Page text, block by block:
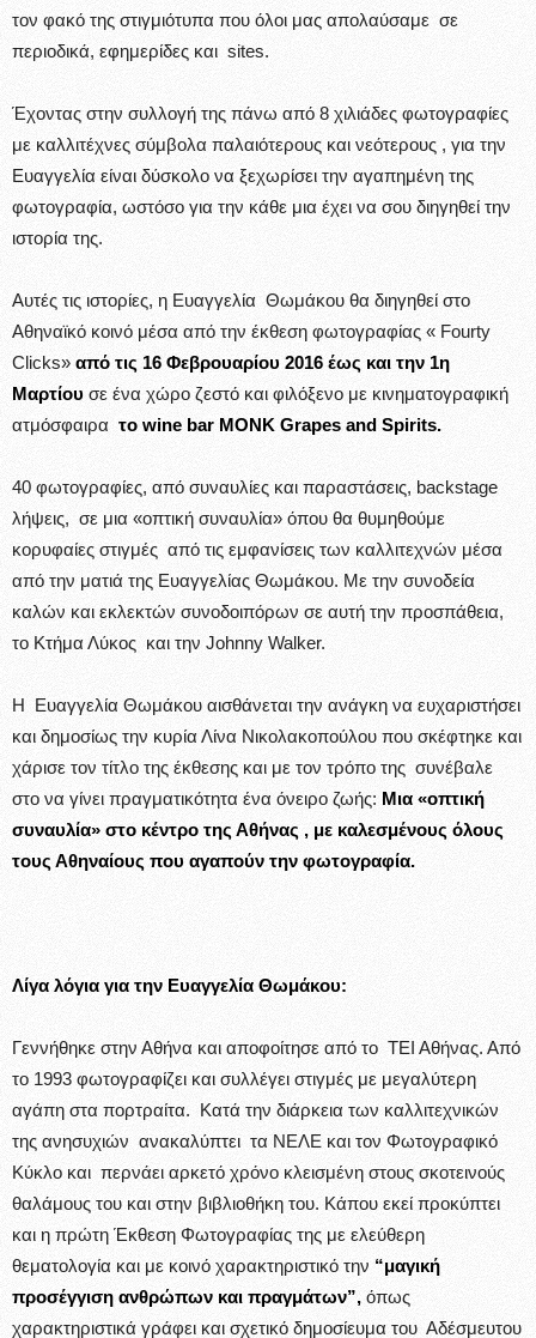
τον φακό της στιγμιότυπα που όλοι μας απολαύσαμε σε
περιοδικά, εφημερίδες και sites.
Έχοντας στην συλλογή της πάνω από 8 χιλιάδες φωτογραφίες
με καλλιτέχνες σύμβολα παλαιότερους και νεότερους , για την
Ευαγγελία είναι δύσκολο να ξεχωρίσει την αγαπημένη της
φωτογραφία, ωστόσο για την κάθε μια έχει να σου διηγηθεί την
ιστορία της.
Αυτές τις ιστορίες, η Ευαγγελία Θωμάκου θα διηγηθεί στο
Αθηναϊκό κοινό μέσα από την έκθεση φωτογραφίας « Fourty
Clicks» από τις 16 Φεβρουαρίου 2016 έως και την 1η
Μαρτίου σε ένα χώρο ζεστό και φιλόξενο με κινηματογραφική
ατμόσφαιρα το wine bar ΜΟΝΚ Grapes and Spirits.
40 φωτογραφίες, από συναυλίες και παραστάσεις, backstage
λήψεις, σε μια «οπτική συναυλία» όπου θα θυμηθούμε
κορυφαίες στιγμές από τις εμφανίσεις των καλλιτεχνών μέσα
από την ματιά της Ευαγγελίας Θωμάκου. Με την συνοδεία
καλών και εκλεκτών συνοδοιπόρων σε αυτή την προσπάθεια,
το Κτήμα Λύκος και την Johnny Walker.
Η Ευαγγελία Θωμάκου αισθάνεται την ανάγκη να ευχαριστήσει
και δημοσίως την κυρία Λίνα Νικολακοπούλου που σκέφτηκε και
χάρισε τον τίτλο της έκθεσης και με τον τρόπο της συνέβαλε
στο να γίνει πραγματικότητα ένα όνειρο ζωής: Μια «οπτική
συναυλία» στο κέντρο της Αθήνας , με καλεσμένους όλους
τους Αθηναίους που αγαπούν την φωτογραφία.
Λίγα λόγια για την Ευαγγελία Θωμάκου:
Γεννήθηκε στην Αθήνα και αποφοίτησε από το ΤΕΙ Αθήνας. Από
το 1993 φωτογραφίζει και συλλέγει στιγμές με μεγαλύτερη
αγάπη στα πορτραίτα. Κατά την διάρκεια των καλλιτεχνικών
της ανησυχιών ανακαλύπτει τα ΝΕΛΕ και τον Φωτογραφικό
Κύκλο και περνάει αρκετό χρόνο κλεισμένη στους σκοτεινούς
θαλάμους του και στην βιβλιοθήκη του. Κάπου εκεί προκύπτει
και η πρώτη Έκθεση Φωτογραφίας της με ελεύθερη
θεματολογία και με κοινό χαρακτηριστικό την “μαγική
προσέγγιση ανθρώπων και πραγμάτων”, όπως
χαρακτηριστικά γράφει και σχετικό δημοσίευμα του Αδέσμευτου